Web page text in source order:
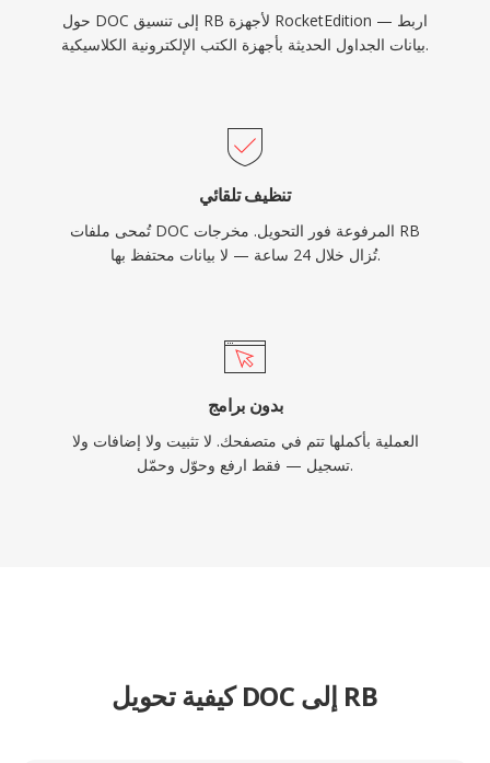
حول DOC إلى تنسيق RB لأجهزة RocketEdition — اربط
بيانات الجداول الحديثة بأجهزة الكتب الإلكترونية الكلاسيكية.
تنظيف تلقائي
تُمحى ملفات DOC المرفوعة فور التحويل. مخرجات RB
تُزال خلال 24 ساعة — لا بيانات محتفظ بها.
بدون برامج
العملية بأكملها تتم في متصفحك. لا تثبيت ولا إضافات ولا
تسجيل — فقط ارفع وحوّل وحمّل.
كيفية تحويل DOC إلى RB